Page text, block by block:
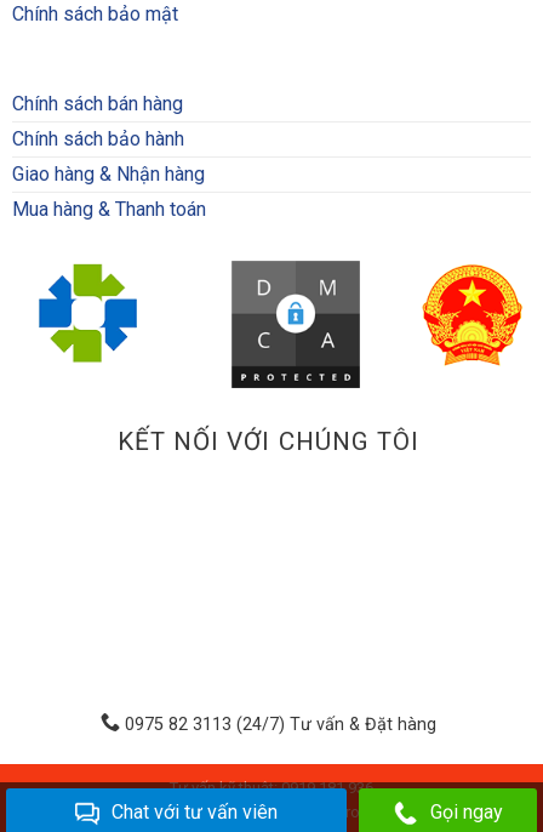
Chính sách bảo mật
Chính sách bán hàng
Chính sách bảo hành
Giao hàng & Nhận hàng
Mua hàng & Thanh toán
KẾT NỐI VỚI CHÚNG TÔI
0975 82 3113 (24/7) Tư vấn & Đặt hàng
Tư vấn kỹ thuật: 0919.181.936
Copyright 2026 © Hòa Phát Products
Chat với tư vấn viên Gọi ngay